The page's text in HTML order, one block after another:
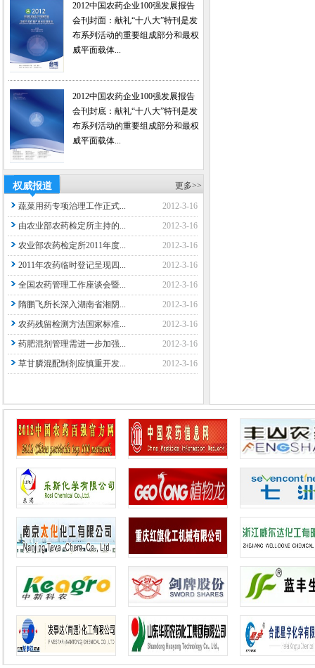
2012中国农药企业100强发展报告
会刊封面：献礼“十八大”特刊是发
布系列活动的重要组成部分和最权
威平面载体...
2012中国农药企业100强发展报告
会刊封底：献礼“十八大”特刊是发
布系列活动的重要组成部分和最权
威平面载体...
权威报道 更多>>
蔬菜用药专项治理工作正式...
2012-3-16
由农业部农药检定所主持的...
2012-3-16
农业部农药检定所2011年度...
2012-3-16
2011年农药临时登记呈现四...
2012-3-16
全国农药管理工作座谈会暨...
2012-3-16
隋鹏飞所长深入湖南省湘阴...
2012-3-16
农药残留检测方法国家标准...
2012-3-16
药肥混剂管理需进一步加强...
2012-3-16
草甘膦混配制剂应慎重开发...
2012-3-16